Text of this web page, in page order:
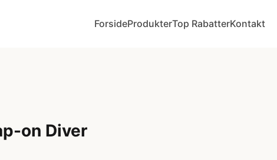
ForsideProdukterTop RabatterKontakt
on Diver